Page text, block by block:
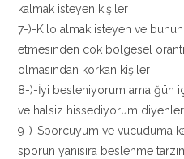
kalmak isteyen kişiler
7-)-Kilo almak isteyen ve
etmesinden cok bölgesel
olmasından korkan kişiler
8-)-İyi besleniyorum ama ğün
ve halsiz hissediyorum diyenler.
9-)-Sporcuyum ve vucuduma
sporun yanısıra beslenme